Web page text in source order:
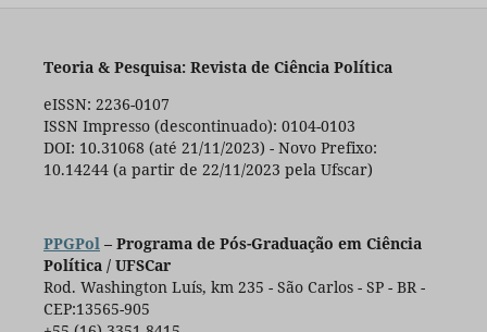
Teoria & Pesquisa: Revista de Ciência Política
eISSN: 2236-0107
ISSN Impresso (descontinuado): 0104-0103
DOI: 10.31068 (até 21/11/2023) - Novo Prefixo:
10.14244 (a partir de 22/11/2023 pela Ufscar)
PPGPol– Programa de Pós-Graduação em Ciência
Política / UFSCar
Rod. Washington Luís, km 235 - São Carlos - SP - BR -
CEP:13565-905